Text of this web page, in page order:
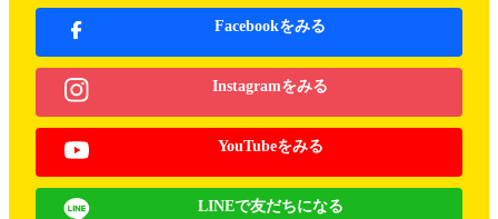
Facebookをみる
Instagramをみる
YouTubeをみる
LINEで友だちになる